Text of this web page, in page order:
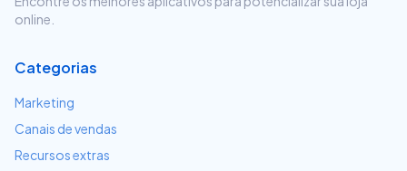
online.
Categorias
Marketing
Canais de vendas
Recursos extras